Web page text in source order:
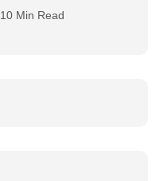
10 Min Read